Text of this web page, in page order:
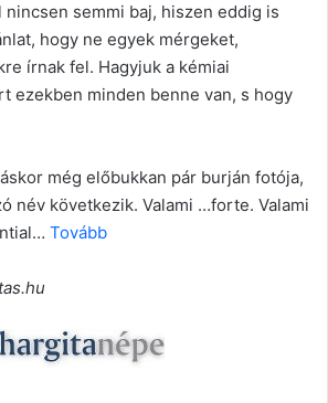
nincsen semmi baj, hiszen eddig is
hogy ne egyek mérgeket,
írnak fel. Hagyjuk a kémiai
ezekben minden benne van, s hogy
még előbukkan pár burján fotója,
név következik. Valami …forte. Valami
Tovább